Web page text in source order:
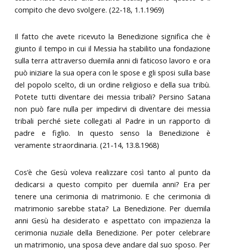
compito che devo svolgere. (22-18, 1.1.1969)
Il fatto che avete ricevuto la Benedizione significa che è
giunto il tempo in cui il Messia ha stabilito una fondazione
sulla terra attraverso duemila anni di faticoso lavoro e ora
può iniziare la sua opera con le spose e gli sposi sulla base
del popolo scelto, di un ordine religioso e della sua tribù.
Potete tutti diventare dei messia tribali? Persino Satana
non può fare nulla per impedirvi di diventare dei messia
tribali perché siete collegati al Padre in un rapporto di
padre e figlio. In questo senso la Benedizione è
veramente straordinaria. (21-14, 13.8.1968)
Cos’è che Gesù voleva realizzare così tanto al punto da
dedicarsi a questo compito per duemila anni? Era per
tenere una cerimonia di matrimonio. E che cerimonia di
matrimonio sarebbe stata? La Benedizione. Per duemila
anni Gesù ha desiderato e aspettato con impazienza la
cerimonia nuziale della Benedizione. Per poter celebrare
un matrimonio, una sposa deve andare dal suo sposo. Per